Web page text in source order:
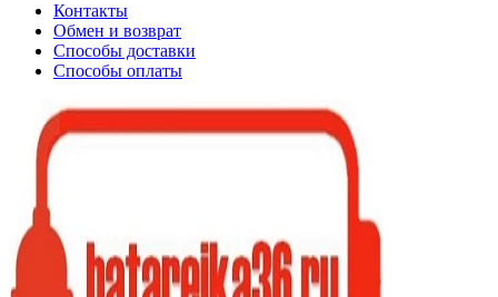
Контакты
Обмен и возврат
Способы доставки
Способы оплаты